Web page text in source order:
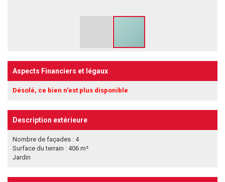
Aspects Financiers et légaux
Désolé, ce bien n'est plus disponible
Description extérieure
Nombre de façades : 4
Surface du terrain : 406 m²
Jardin